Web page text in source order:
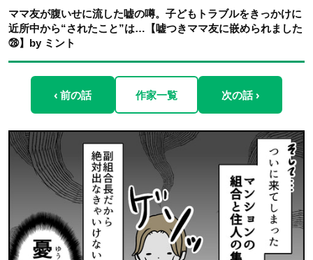
ママ友が腹いせに流した嘘の噂。子どもトラブルをきっかけに
近所中から“されたこと”は…【嘘つきママ友に嵌められました
㉘】by ミント
‹ 前の話 作家一覧 次の話 ›